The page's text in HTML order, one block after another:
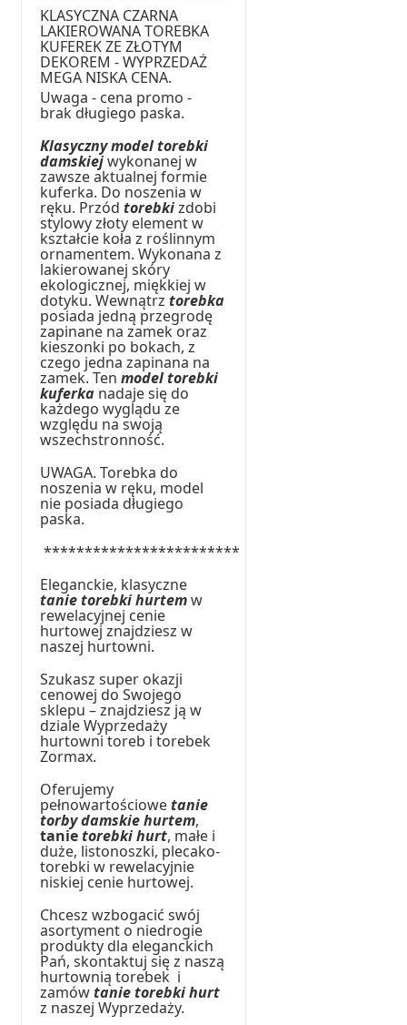
KLASYCZNA CZARNA
LAKIEROWANA TOREBKA
KUFEREK ZE ZŁOTYM
DEKOREM - WYPRZEDAŻ
MEGA NISKA CENA.
Uwaga - cena promo -
brak długiego paska.
Klasyczny model torebki
damskiejwykonanej w
zawsze aktualnej formie
kuferka. Do noszenia w
ręku. Przódtorebkizdobi
stylowy złoty element w
kształcie koła z roślinnym
ornamentem. Wykonana z
lakierowanej skóry
ekologicznej, miękkiej w
dotyku. Wewnątrztorebka
posiada jedną przegrodę
zapinane na zamek oraz
kieszonki po bokach, z
czego jedna zapinana na
zamek. Tenmodel torebki
kuferka nadaje się do
każdego wyglądu ze
względu na swoją
wszechstronność.
UWAGA. Torebka do
noszenia w ręku, model
nie posiada długiego
paska.
************************
Eleganckie, klasyczne
tanie torebki hurtemw
rewelacyjnej cenie
hurtowej znajdziesz w
naszej hurtowni.
Szukasz super okazji
cenowej do Swojego
sklepu – znajdziesz ją w
dziale Wyprzedaży
hurtowni toreb i torebek
Zormax.
Oferujemy
pełnowartościowetanie
torby damskie hurtem,
tanietorebki hurt, małe i
duże, listonoszki, plecako-
torebki w rewelacyjnie
niskiej cenie hurtowej.
Chcesz wzbogacić swój
asortyment o niedrogie
produkty dla eleganckich
Pań, skontaktuj się z naszą
hurtownią torebek i
zamówtanie torebki hurt
z naszej Wyprzedaży.